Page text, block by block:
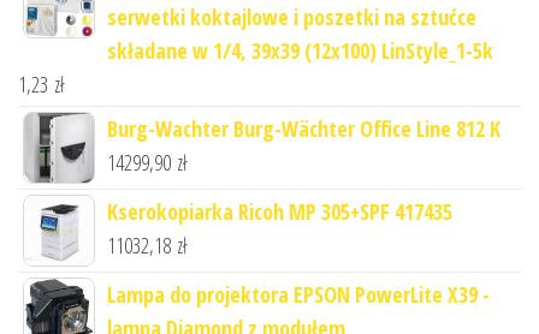
serwetki koktajlowe i poszetki na sztućce
składane w 1/4, 39x39 (12x100) LinStyle_1-5k
1,23 zł
Burg-Wachter Burg-Wächter Office Line 812 K
14299,90 zł
Kserokopiarka Ricoh MP 305+SPF 417435
11032,18 zł
Lampa do projektora EPSON PowerLite X39 -
lampa Diamond z modułem